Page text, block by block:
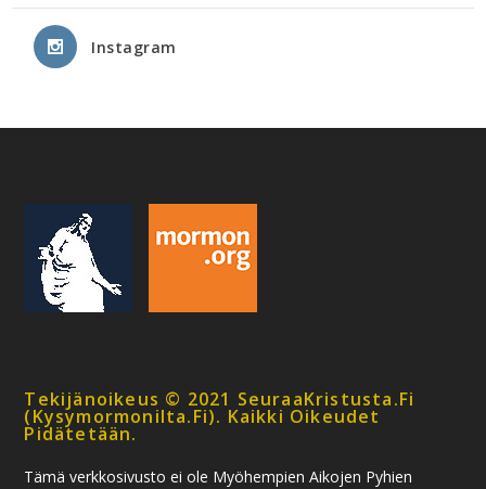
Instagram
Tekijänoikeus © 2021 SeuraaKristusta.fi
(kysymormonilta.fi). Kaikki Oikeudet
Pidätetään.
Tämä verkkosivusto ei ole Myöhempien Aikojen Pyhien